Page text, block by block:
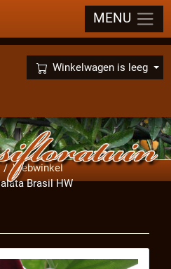
Winkelwagen is leeg
×
MENU
Webwinkel
alata Brasil HW